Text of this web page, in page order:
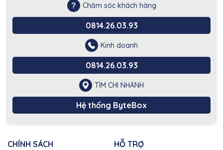
Chăm sóc khách hàng
0814.26.03.93
Kinh doanh
0814.26.03.93
TÌM CHI NHÁNH
Hệ thống ByteBox
CHÍNH SÁCH HỖ TRỢ